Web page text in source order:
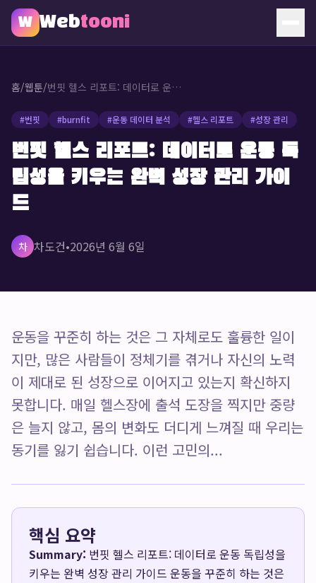
W Webtooni
소개
문의
홈/웹툰/ 번핏 헬스 리포트: 데이터로 운동 독립성을 키우는 완벽 성장 관리 가이드
#번핏 #burnfit #운동 데이터 분석 #헬스 리포트 #성장 관리
번핏 헬스 리포트: 데이터로 운동 독
립성을 키우는 완벽 성장 관리 가이
드
차 차도건•2026년 6월 6일
운동을 꾸준히 하는 것은 그 자체로도 훌륭한 일이
지만, 많은 사람들이 정체기를 겪거나 자신의 노력
이 제대로 된 성장으로 이어지고 있는지 확신하지
못합니다. 매일 헬스장에 출석 도장을 찍지만 중량
은 늘지 않고, 몸의 변화도 더디게 느껴질 때 우리는
동기를 잃기 쉽습니다. 이런 고민의...
핵심 요약
Summary: 번핏 헬스 리포트: 데이터로 운동 독립성을
키우는 완벽 성장 관리 가이드 운동을 꾸준히 하는 것은